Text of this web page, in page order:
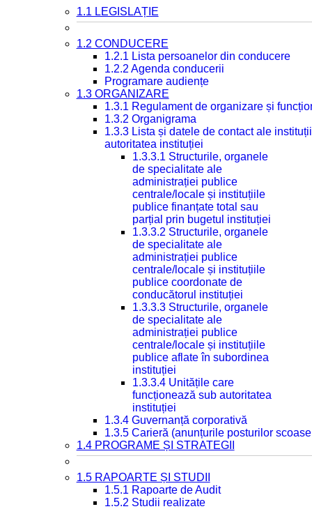
1.1 LEGISLAȚIE
1.2 CONDUCERE
1.2.1 Lista persoanelor din conducere
1.2.2 Agenda conducerii
Programare audiențe
1.3 ORGANIZARE
1.3.1 Regulament de organizare și
1.3.2 Organigrama
1.3.3 Lista și datele de contact ale
autoritatea instituției
1.3.3.1 Structurile, organele
de specialitate ale
administrației publice
centrale/locale și instituțiile
publice finanțate total sau
parțial prin bugetul instituției
1.3.3.2 Structurile, organele
de specialitate ale
administrației publice
centrale/locale și instituțiile
publice coordonate de
conducătorul instituției
1.3.3.3 Structurile, organele
de specialitate ale
administrației publice
centrale/locale și instituțiile
publice aflate în subordinea
instituției
1.3.3.4 Unitățile care
funcționează sub autoritatea
instituției
1.3.4 Guvernanță corporativă
1.3.5 Carieră (anunțurile posturilor
1.4 PROGRAME ȘI STRATEGII
1.5 RAPOARTE ȘI STUDII
1.5.1 Rapoarte de Audit
1.5.2 Studii realizate